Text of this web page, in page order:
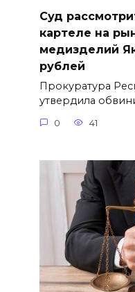
Суд
картеле на
медизделий
рублей
Прокуратура
утвердила
0 41